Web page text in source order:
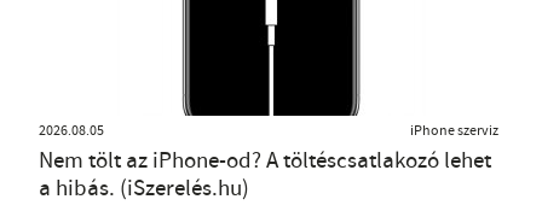
2026.08.05 iPhone szerviz
Nem tölt az iPhone-od? A töltéscsatlakozó lehet
a hibás. (iSzerelés.hu)